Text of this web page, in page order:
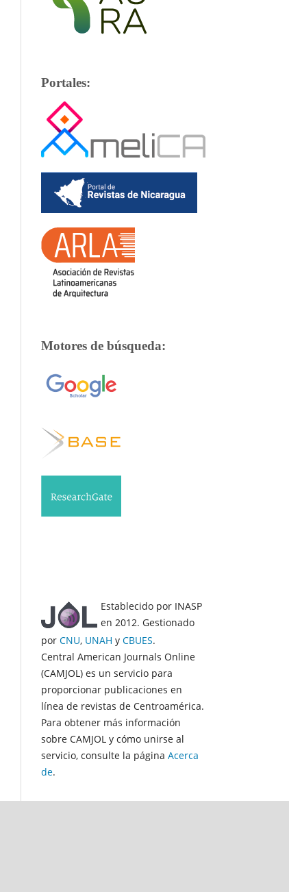
Portales:
Motores de búsqueda:
Establecido por INASP
en 2012. Gestionado
por CNU, UNAH y CBUES.
Central American Journals Online
(CAMJOL) es un servicio para
proporcionar publicaciones en
línea de revistas de Centroamérica.
Para obtener más información
sobre CAMJOL y cómo unirse al
servicio, consulte la página Acerca
de.